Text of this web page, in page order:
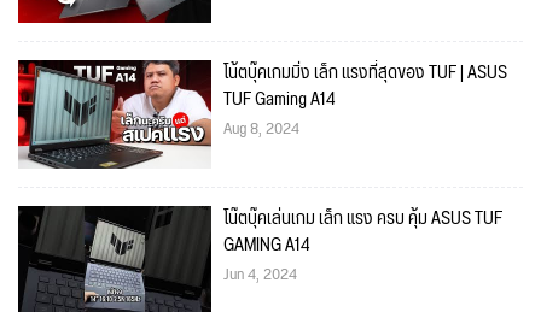
โน้ตบุ๊คเกมมิ่ง เล็ก แรงที่สุดของ TUF | ASUS
TUF Gaming A14
Aug 8, 2024
โน๊ตบุ๊คเล่นเกม เล็ก แรง ครบ คุ้ม ASUS TUF
GAMING A14
Jun 4, 2024